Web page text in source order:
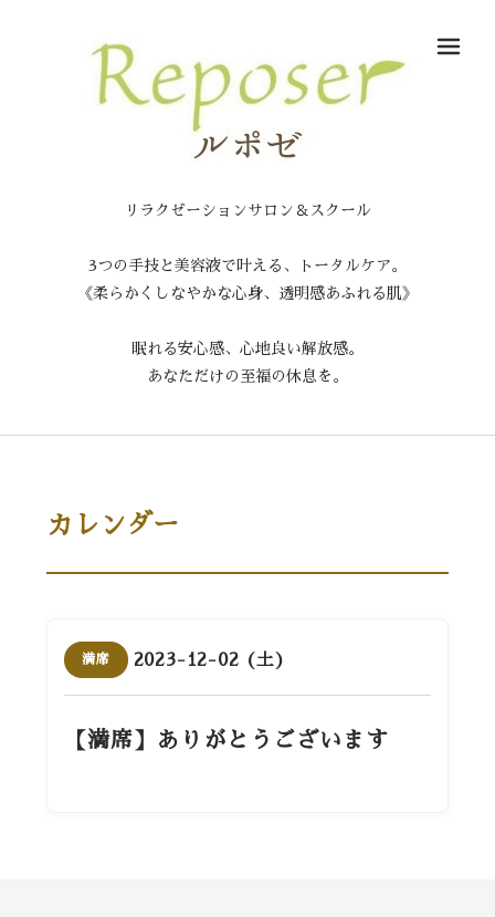
リラクゼーションサロン＆スクール
3つの手技と美容液で叶える、トータルケア。
《柔らかくしなやかな心身、透明感あふれる肌》
眠れる安心感、心地良い解放感。
あなただけの至福の休息を。
カレンダー
満席 2023-12-02 (土)
【満席】ありがとうございます